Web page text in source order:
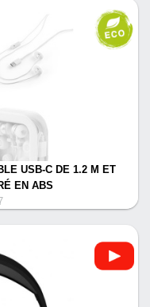
USB-C DE 1.2 M ET
EN ABS